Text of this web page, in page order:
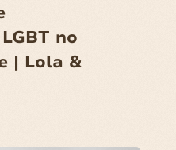
no
| Lola &